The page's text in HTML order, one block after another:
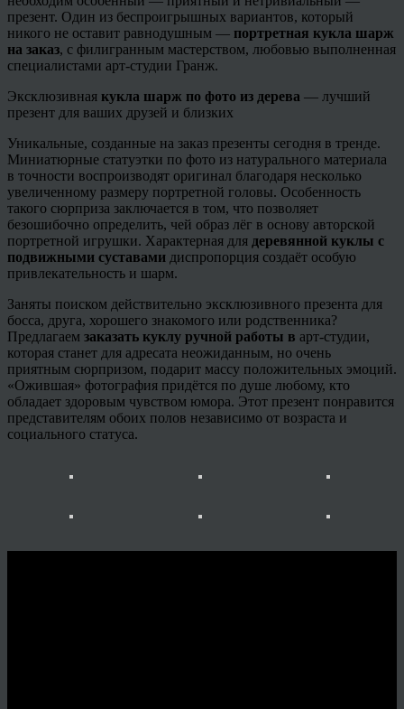
презент. Один из беспроигрышных вариантов, который
никого не оставит равнодушным — портретная кукла шарж
на заказ, с филигранным мастерством, любовью выполненная
специалистами арт-студии Гранж.
Эксклюзивная кукла шарж по фото из дерева — лучший
презент для ваших друзей и близких
Уникальные, созданные на заказ презенты сегодня в тренде.
Миниатюрные статуэтки по фото из натурального материала
в точности воспроизводят оригинал благодаря несколько
увеличенному размеру портретной головы. Особенность
такого сюрприза заключается в том, что позволяет
безошибочно определить, чей образ лёг в основу авторской
портретной игрушки. Характерная для деревянной куклы с
подвижными суставами диспропорция создаёт особую
привлекательность и шарм.
Заняты поиском действительно эксклюзивного презента для
босса, друга, хорошего знакомого или родственника?
Предлагаем заказать куклу ручной работы в арт-студии,
которая станет для адресата неожиданным, но очень
приятным сюрпризом, подарит массу положительных эмоций.
«Ожившая» фотография придётся по душе любому, кто
обладает здоровым чувством юмора. Этот презент понравится
представителям обоих полов независимо от возраста и
социального статуса.